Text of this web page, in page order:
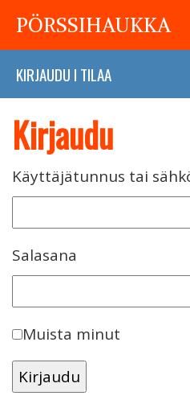
PÖRSSIHAUKKA
KIRJAUDU I TILAA
Kirjaudu
Käyttäjätunnus tai
Salasana
Muista minut